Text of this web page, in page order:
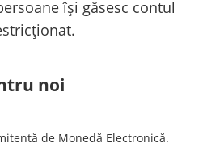
își găsesc contul
noi
de Monedă Electronică.